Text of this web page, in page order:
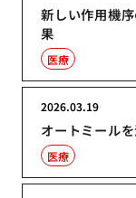
新しい作用機
果
医療
オートミール
2026.03.19
医療